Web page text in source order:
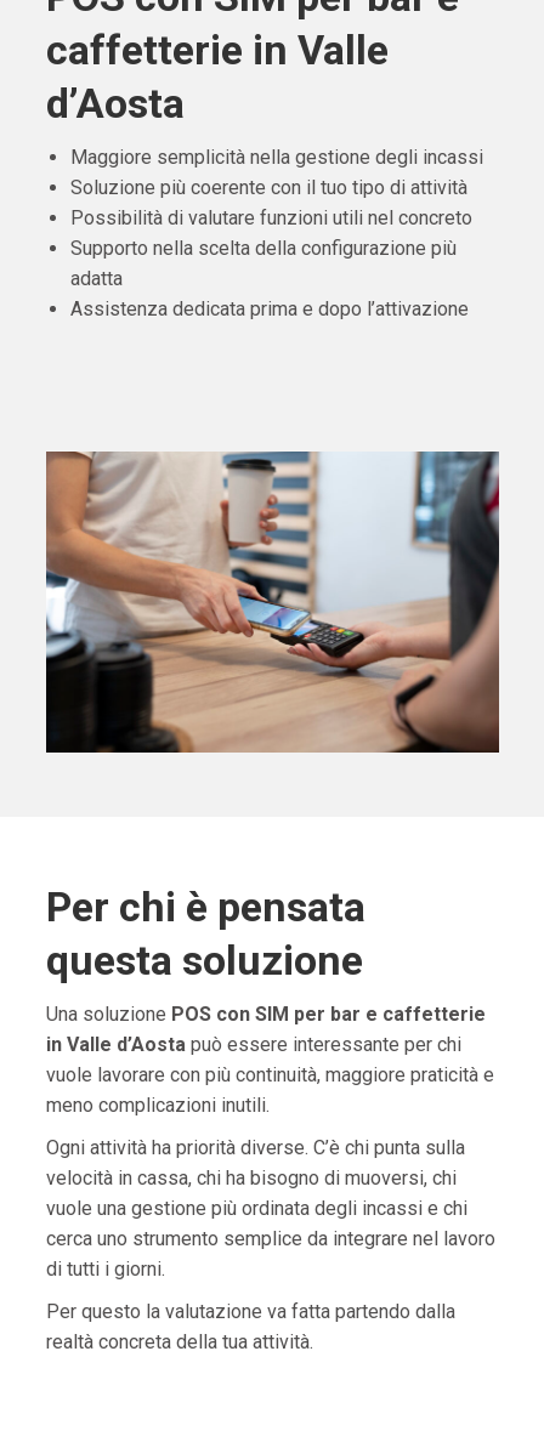
caffetterie in Valle
d’Aosta
Maggiore semplicità nella gestione degli incassi
Soluzione più coerente con il tuo tipo di attività
Possibilità di valutare funzioni utili nel concreto
Supporto nella scelta della configurazione più
adatta
Assistenza dedicata prima e dopo l’attivazione
Per chi è pensata
questa soluzione
Una soluzione POS con SIM per bar e caffetterie
in Valle d’Aostapuò essere interessante per chi
vuole lavorare con più continuità, maggiore praticità e
meno complicazioni inutili.
Ogni attività ha priorità diverse. C’è chi punta sulla
velocità in cassa, chi ha bisogno di muoversi, chi
vuole una gestione più ordinata degli incassi e chi
cerca uno strumento semplice da integrare nel lavoro
di tutti i giorni.
Per questo la valutazione va fatta partendo dalla
realtà concreta della tua attività.